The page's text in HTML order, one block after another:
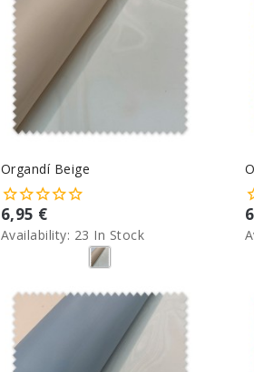
Organdí Beige
6,95 €
Availability: 23 In Stock